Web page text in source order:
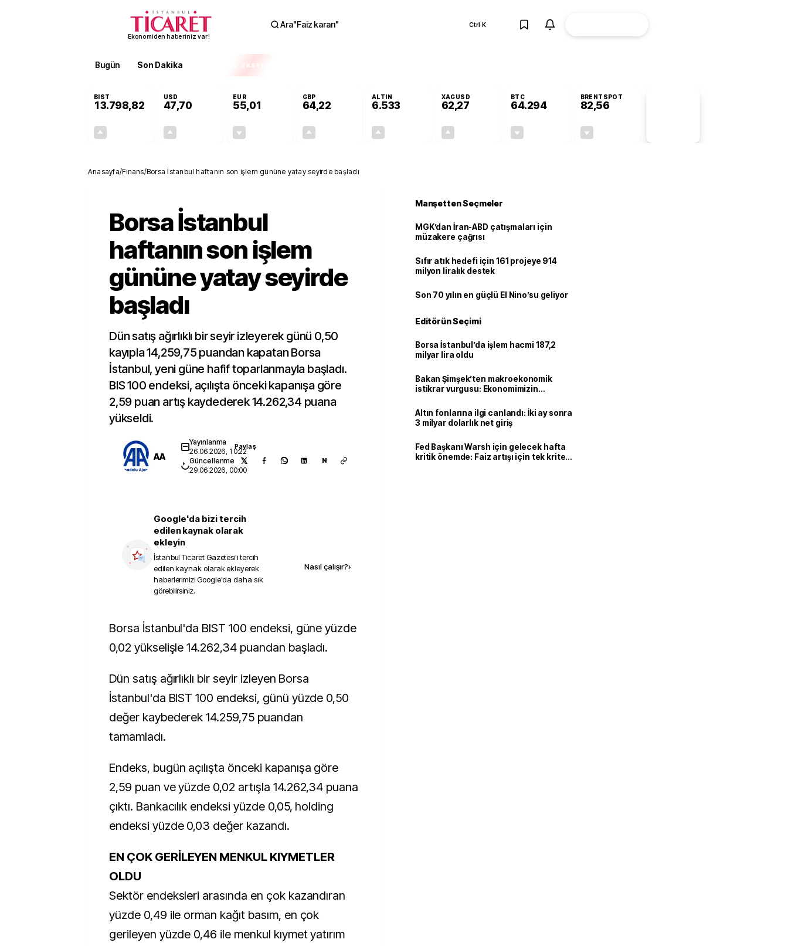
Ekonomiden haberiniz var!
Ara"Faiz kararı" Ctrl K
Bugün Son Dakika EKSTRA
BIST
13.798,82
USD
47,70
EUR
55,01
GBP
64,22
ALTIN
6.533
XAGUSD
62,27
BTC
64.294
BRENTSPOT
82,56
Anasayfa/Finans/Borsa İstanbul haftanın son işlem gününe yatay seyirde başladı
Borsa İstanbul
haftanın son işlem
gününe yatay seyirde
başladı
Dün satış ağırlıklı bir seyir izleyerek günü 0,50
kayıpla 14,259,75 puandan kapatan Borsa
İstanbul, yeni güne hafif toparlanmayla başladı.
BIS 100 endeksi, açılışta önceki kapanışa göre
2,59 puan artış kaydederek 14.262,34 puana
yükseldi.
AA
Yayınlanma
26.06.2026, 10:22
Güncellenme
29.06.2026, 00:00
Paylaş
N
Google'da bizi tercih
edilen kaynak olarak
ekleyin
İstanbul Ticaret Gazetesi'i tercih
edilen kaynak olarak ekleyerek
haberlerimizi Google'da daha sık
görebilirsiniz.
Nasıl çalışır?›
Borsa İstanbul'da BIST 100 endeksi, güne yüzde
0,02 yükselişle 14.262,34 puandan başladı.
Dün satış ağırlıklı bir seyir izleyen Borsa
İstanbul'da BIST 100 endeksi, günü yüzde 0,50
değer kaybederek 14.259,75 puandan
tamamladı.
Endeks, bugün açılışta önceki kapanışa göre
2,59 puan ve yüzde 0,02 artışla 14.262,34 puana
çıktı. Bankacılık endeksi yüzde 0,05, holding
endeksi yüzde 0,03 değer kazandı.
EN ÇOK GERİLEYEN MENKUL KIYMETLER
OLDU
Sektör endeksleri arasında en çok kazandıran
yüzde 0,49 ile orman kağıt basım, en çok
gerileyen yüzde 0,46 ile menkul kıymet yatırım
Manşetten Seçmeler
MGK’dan İran-ABD çatışmaları için
müzakere çağrısı
Sıfır atık hedefi için 161 projeye 914
milyon liralık destek
Son 70 yılın en güçlü El Nino’su geliyor
Editörün Seçimi
Borsa İstanbul’da işlem hacmi 187,2
milyar lira oldu
Bakan Şimşek’ten makroekonomik
istikrar vurgusu: Ekonomimizin
Altın fonlarına ilgi canlandı: İki ay sonra
3 milyar dolarlık net giriş
Fed Başkanı Warsh için gelecek hafta
kritik önemde: Faiz artışı için tek kriter